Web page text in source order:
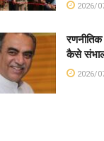
2026/
कैसे
2026/